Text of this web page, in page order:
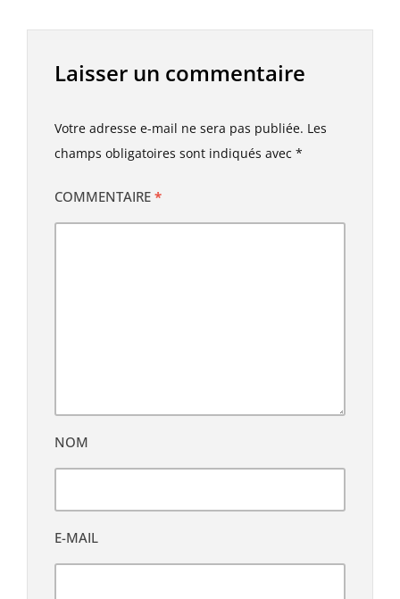
Laisser un commentaire
Votre adresse e-mail ne sera pas publiée. Les
champs obligatoires sont indiqués avec *
COMMENTAIRE *
NOM
E-MAIL